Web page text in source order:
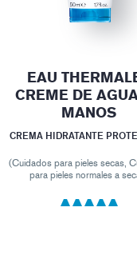
EAU
CREME DE
MANOS
CREMA HIDRATANTE
(Cuidados para pieles secas,
para pieles normales a